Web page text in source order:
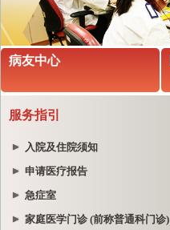
病友中心
服务指引
入院及住院须知
申请医疗报告
急症室
家庭医学门诊 (前称普通科门诊)